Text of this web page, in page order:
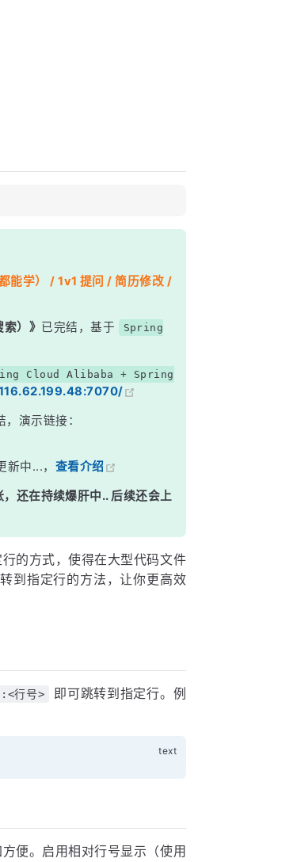
能学） / 1v1 提问 / 简历修改 /
）》 已完结，基于
Spring
Cloud Alibaba + Spring
演示链接：
新中...， 查看介绍
还在持续爆肝中.. 后续还会上
的方式，使得在大型代码文件
到指定行的方法，让你更高效
:<行号>
即可跳转到指定行。例
便。启用相对行号显示（使用